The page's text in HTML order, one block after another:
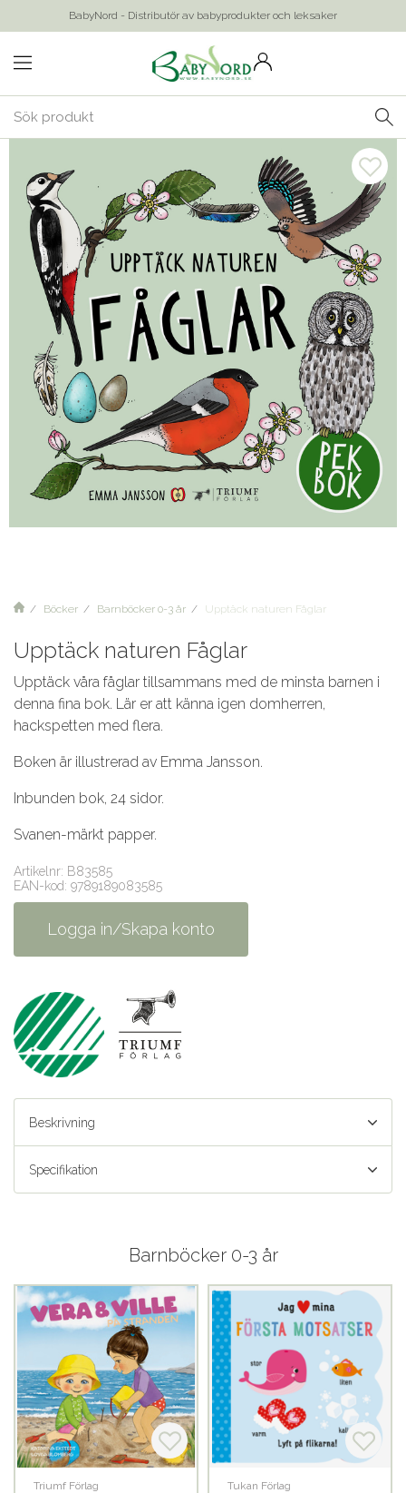
BabyNord - Distributör av babyprodukter och leksaker
Böcker Barnböcker 0-3 år Upptäck naturen Fåglar
Upptäck naturen Fåglar
Upptäck våra fåglar tillsammans med de minsta barnen i
denna fina bok. Lär er att känna igen domherren,
hackspetten med flera.
Boken är illustrerad av Emma Jansson.
Inbunden bok, 24 sidor.
Svanen-märkt papper.
Artikelnr: B83585
EAN-kod: 9789189083585
Logga in/Skapa konto
Beskrivning
Specifikation
Barnböcker 0-3 år
Triumf Förlag Tukan Förlag